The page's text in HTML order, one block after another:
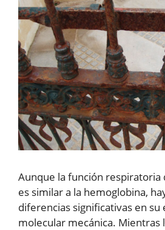
Aunque la función respiratoria
es similar a la hemoglobina,
diferencias significativas en su
molecular mecánica. Mientras